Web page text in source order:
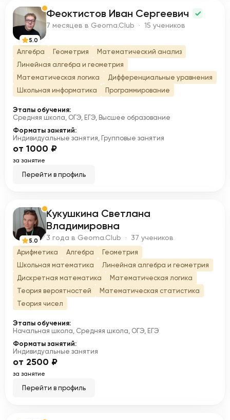
Ф
5.0
Феоктистов Иван Сергеевич
7 месяцев в Geoma.Club · 15 учеников
Алгебра Геометрия
Математический анализ
Линейная алгебра и геометрия
Математическая логика
Дифференциальные уравнения
Школьная информатика
Программирование
Этапы обучения:
Средняя школа, ОГЭ, ЕГЭ, Высшее образование
Форматы занятий:
Индивидуальные занятия, Групповые занятия
от 1000 ₽
за занятие
Перейти в профиль
К
5.0
Кукушкина Светлана
Владимировна
3 года в Geoma.Club · 37 учеников
Арифметика Алгебра
Геометрия
Школьная математика
Линейная алгебра и геометрия
Дискретная математика
Математическая логика
Теория вероятностей
Математическая статистика
Теория чисел
Этапы обучения:
Начальная школа, Средняя школа, ОГЭ, ЕГЭ
Форматы занятий:
Индивидуальные занятия
от 2500 ₽
за занятие
Перейти в профиль